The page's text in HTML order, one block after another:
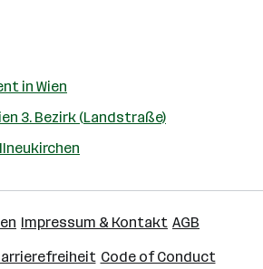
in Wien
3. Bezirk (Landstraße)
Impressum & Kontakt AGB
Code of Conduct